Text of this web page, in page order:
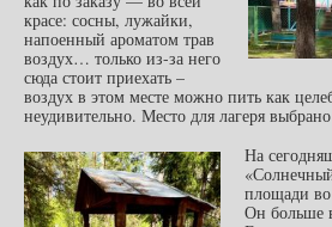
красе: сосны, лужайки,
напоенный ароматом трав
воздух… только из-за него
сюда стоит приехать –
воздух в этом месте можно пить как
неудивительно. Место для лагеря
На
площади
Он больше